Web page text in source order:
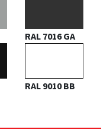
RAL 7016 GA
RAL 9010 BB